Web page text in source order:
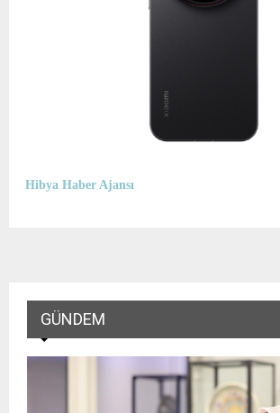
Hibya Haber Ajansı
GÜNDEM